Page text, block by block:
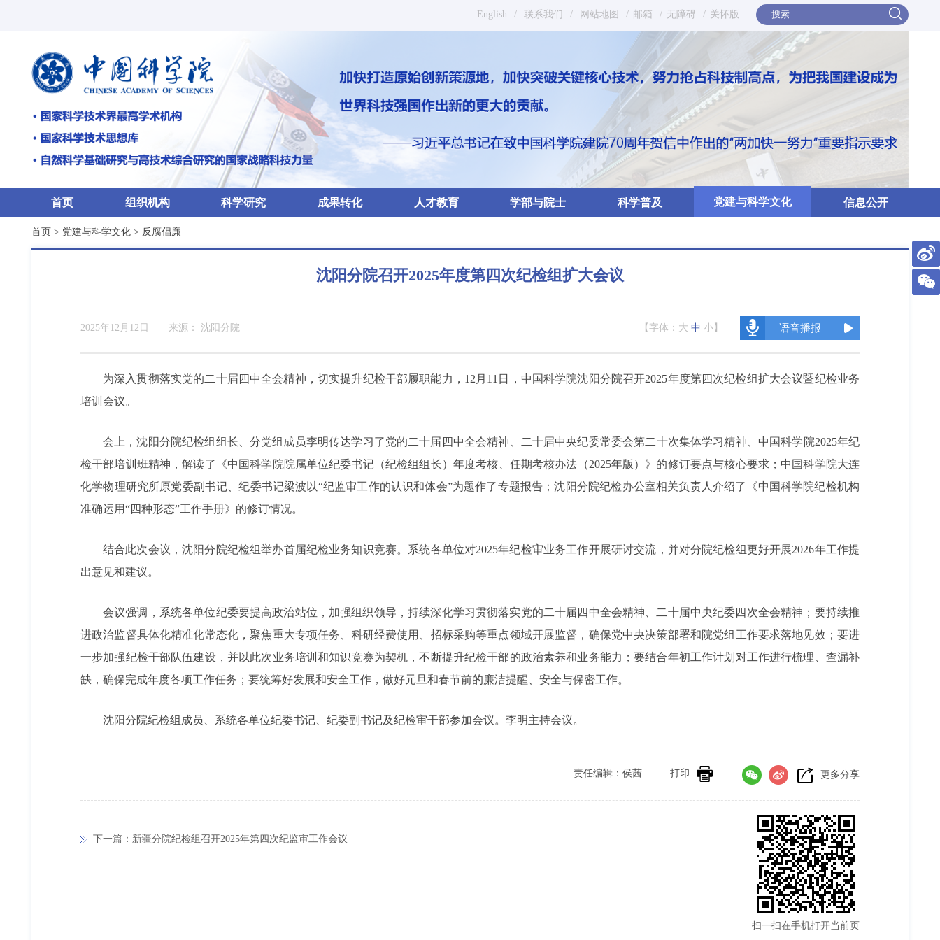
English / 联系我们 / 网站地图 / 邮箱 / 无障碍 / 关怀版
首页 组织机构 科学研究 成果转化 人才教育 学部与院士 科学普及 党建与科学文化 信息公开
首页 > 党建与科学文化 > 反腐倡廉
沈阳分院召开2025年度第四次纪检组扩大会议
2025年12月12日 来源： 沈阳分院 【字体： 大 中 小 】 语音播报
为深入贯彻落实党的二十届四中全会精神，切实提升纪检干部履职能力，12月11日，中国科学院沈阳分院召开2025年度第四次纪检组扩大会议暨纪检业务
培训会议。
会上，沈阳分院纪检组组长、分党组成员李明传达学习了党的二十届四中全会精神、二十届中央纪委常委会第二十次集体学习精神、中国科学院2025年纪
检干部培训班精神，解读了《中国科学院院属单位纪委书记（纪检组组长）年度考核、任期考核办法（2025年版）》的修订要点与核心要求； 中国科学院大连
化学物理研究所原党委副书记、纪委书记梁波以“纪监审工作的认识和体会”为题作了专题报告；沈阳分院纪检办公室相关负责人介绍了《中国科学院纪检机构
准确运用“四种形态”工作手册》的修订情况。
结合此次会议，沈阳分院纪检组举办首届纪检业务知识竞赛。系统各单位对2025年纪检审业务工作开展研讨交流，并对分院纪检组更好开展2026年工作提
出意见和建议。
会议强调，系统各单位纪委要提高政治站位，加强组织领导，持续深化学习贯彻落实党的二十届四中全会精神、二十届中央纪委四次全会精神；要持续推
进政治监督具体化精准化常态化，聚焦重大专项任务、科研经费使用、招标采购等重点领域开展监督，确保党中央决策部署和院党组工作要求落地见效；要进
一步加强纪检干部队伍建设，并以此次业务培训和知识竞赛为契机，不断提升纪检干部的政治素养和业务能力；要结合年初工作计划对工作进行梳理、查漏补
缺，确保完成年度各项工作任务；要统筹好发展和安全工作，做好元旦和春节前的廉洁提醒、安全与保密工作。
沈阳分院纪检组成员、系统各单位纪委书记、纪委副书记及纪检审干部参加会议。李明主持会议。
更多分享
打印
责任编辑：侯茜
下一篇：新疆分院纪检组召开2025年第四次纪监审工作会议
扫一扫在手机打开当前页